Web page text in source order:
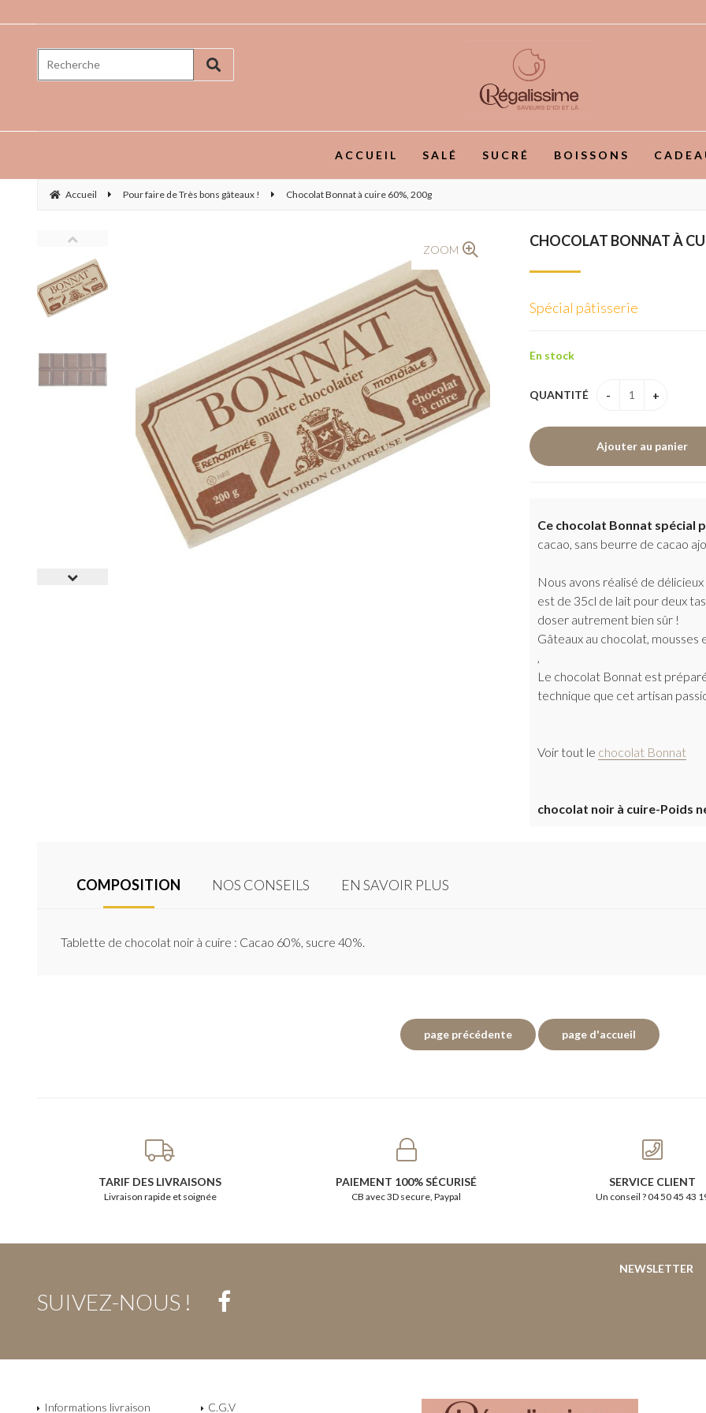
ACCUEIL SALÉ SUCRÉ BOISSONS
Accueil Pour faire de Très bons gâteaux ! Chocolat Bonnat à cuire 60%, 200g
ZOOM
CHOCOLAT BONNAT À
Spécial pâtisserie
En stock
QUANTITÉ
Ce chocolat Bonnat spécial
cacao, sans beurre de cacao
Nous avons réalisé de
est de 35cl de lait pour deux
doser autrement bien sûr !
Gâteaux au chocolat, mousses
,
Le chocolat Bonnat est
technique que cet artisan
Voir tout le chocolat Bonnat
chocolat noir à cuire-Poids
COMPOSITION NOS CONSEILS EN SAVOIR PLUS
Tablette de chocolat noir à cuire : Cacao 60%, sucre 40%.
TARIF DES LIVRAISONS
Livraison rapide et soignée
PAIEMENT 100% SÉCURISÉ
CB avec 3D secure, Paypal
SERVICE CLIENT
Un conseil ? 04 50 45 43
SUIVEZ-NOUS !
NEWSLETTER
Informations livraison C.G.V